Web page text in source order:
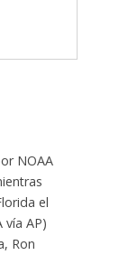
NOAA
el
AP)
Ron